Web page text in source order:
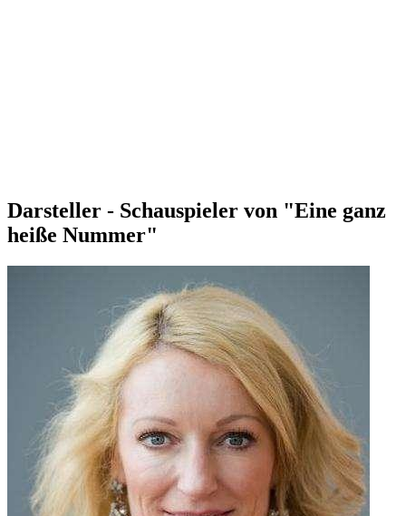
Darsteller - Schauspieler von "Eine ganz
heiße Nummer"